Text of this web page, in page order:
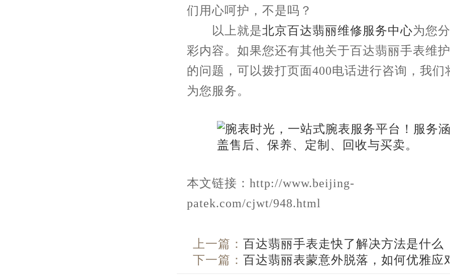
们用心呵护，不是吗？
以上就是北京百达翡丽维修服务中心为您
彩内容。如果您还有其他关于百达翡丽手表维
的问题，可以拨打页面400电话进行咨询，我们
为您服务。
本文链接：http://www.beijing-
patek.com/cjwt/948.html
上一篇： 百达翡丽手表走快了解决方法是什么
下一篇： 百达翡丽表蒙意外脱落，如何优雅应